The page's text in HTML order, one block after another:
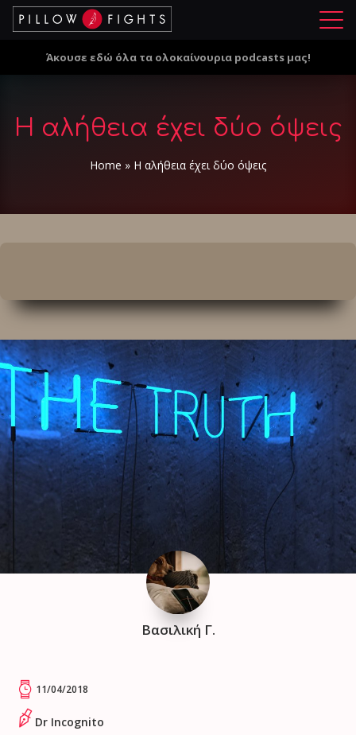
Μ
ο
Άκουσε εδώ όλα τα ολοκαίνουρια podcasts μας!
Η αλήθεια έχει δύο όψεις
Home » Η αλήθεια έχει δύο όψεις
Βασιλική Γ.
11/04/2018
Dr Incognito